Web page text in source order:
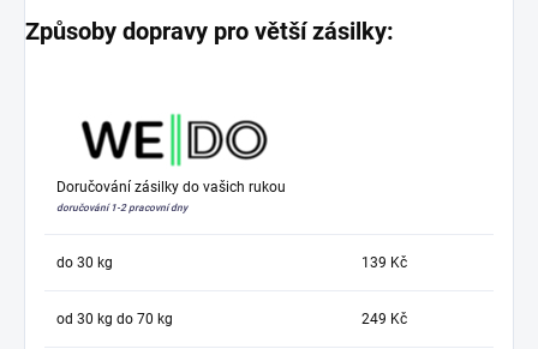
Způsoby dopravy pro větší zásilky:
Doručování zásilky do vašich rukou
doručování 1-2 pracovní dny
do 30 kg 139 Kč
od 30 kg do 70 kg 249 Kč